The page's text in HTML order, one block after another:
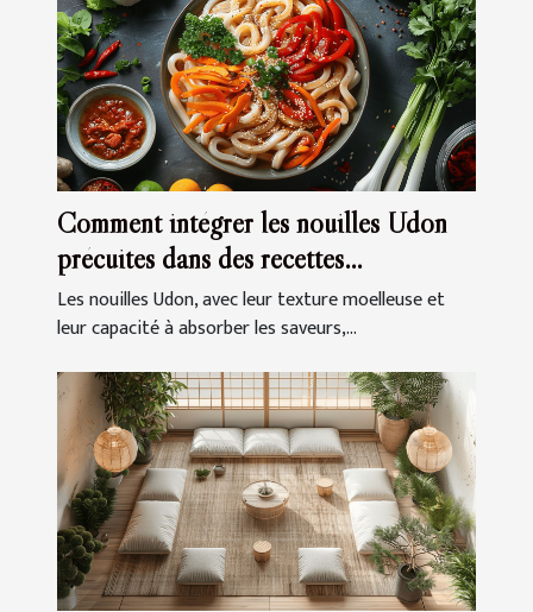
Comment intégrer les nouilles Udon
précuites dans des recettes
quotidiennes
Les nouilles Udon, avec leur texture moelleuse et
leur capacité à absorber les saveurs,...